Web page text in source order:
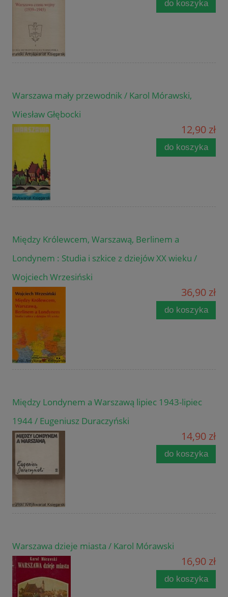
do koszyka
Warszawa mały przewodnik / Karol Mórawski,
Wiesław Głębocki
12,90 zł
do koszyka
Między Królewcem, Warszawą, Berlinem a
Londynem : Studia i szkice z dziejów XX wieku /
Wojciech Wrzesiński
36,90 zł
do koszyka
Między Londynem a Warszawą lipiec 1943-lipiec
1944 / Eugeniusz Duraczyński
14,90 zł
do koszyka
Warszawa dzieje miasta / Karol Mórawski
16,90 zł
do koszyka